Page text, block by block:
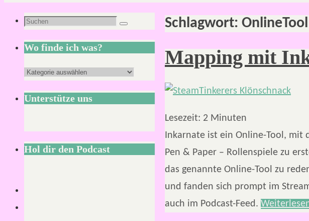
Schlagwort: OnlineTool
Mapping mit
Lesezeit: 2 Minuten
Inkarnate ist ein Online-Tool, mit
Pen & Paper – Rollenspiele zu
das genannte Online-Tool zu
und fanden sich prompt im
auch im Podcast-Feed.
Suchen
nach:
Suchen
Wo finde ich was?
Wo
finde
ich
Unterstütze uns
Hol dir den Podcast